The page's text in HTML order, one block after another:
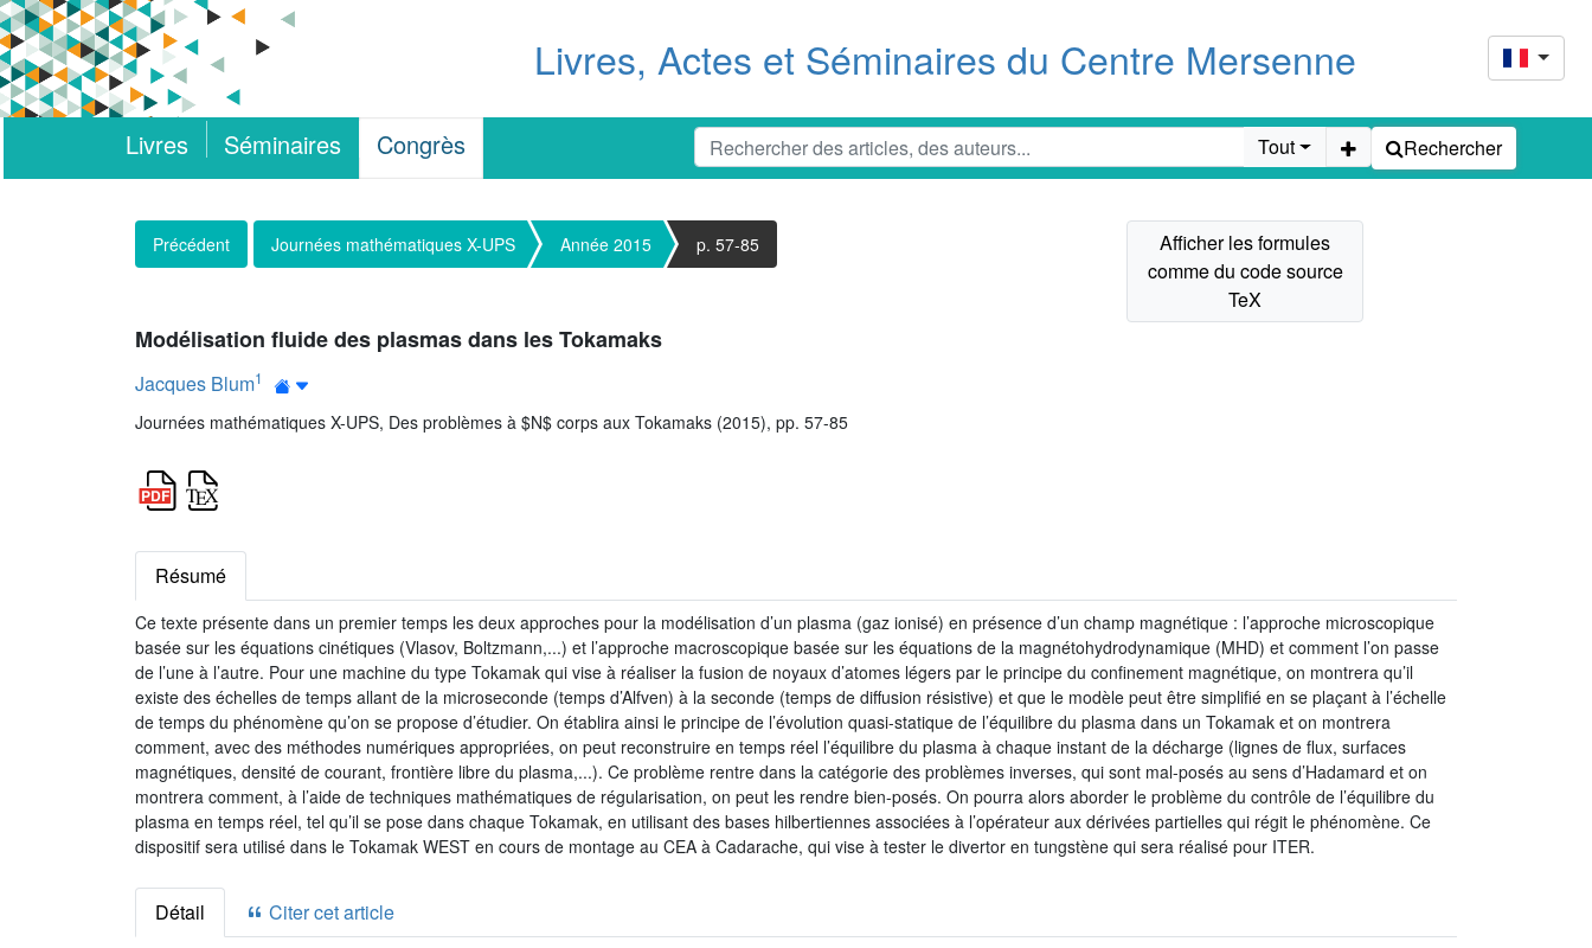
Livres, Actes et Séminaires du Centre Mersenne
Livres Séminaires Congrès Tout Rechercher
Précédent Journées mathématiques X-UPS Année 2015 p. 57-85
Modélisation fluide des plasmas dans les Tokamaks
Jacques Blum1
Journées mathématiques X-UPS, Des problèmes à $N$ corps aux Tokamaks (2015), pp. 57-85
Résumé
Ce texte présente dans un premier temps les deux approches pour la modélisation d’un plasma (gaz ionisé) en présence d’un champ magnétique : l’approche microscopique
basée sur les équations cinétiques (Vlasov, Boltzmann,...) et l’approche macroscopique basée sur les équations de la magnétohydrodynamique (MHD) et comment l’on passe
de l’une à l’autre. Pour une machine du type Tokamak qui vise à réaliser la fusion de noyaux d’atomes légers par le principe du confinement magnétique, on montrera qu’il
existe des échelles de temps allant de la microseconde (temps d’Alfven) à la seconde (temps de diffusion résistive) et que le modèle peut être simplifié en se plaçant à l’échelle
de temps du phénomène qu’on se propose d’étudier. On établira ainsi le principe de l’évolution quasi-statique de l’équilibre du plasma dans un Tokamak et on montrera
comment, avec des méthodes numériques appropriées, on peut reconstruire en temps réel l’équilibre du plasma à chaque instant de la décharge (lignes de flux, surfaces
magnétiques, densité de courant, frontière libre du plasma,...). Ce problème rentre dans la catégorie des problèmes inverses, qui sont mal-posés au sens d’Hadamard et on
montrera comment, à l’aide de techniques mathématiques de régularisation, on peut les rendre bien-posés. On pourra alors aborder le problème du contrôle de l’équilibre du
plasma en temps réel, tel qu’il se pose dans chaque Tokamak, en utilisant des bases hilbertiennes associées à l’opérateur aux dérivées partielles qui régit le phénomène. Ce
dispositif sera utilisé dans le Tokamak WEST en cours de montage au CEA à Cadarache, qui vise à tester le divertor en tungstène qui sera réalisé pour ITER.
Détail Citer cet article